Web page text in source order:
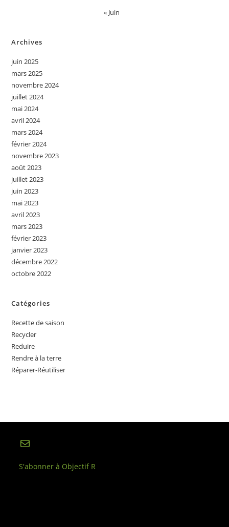
« Juin
Archives
juin 2025
mars 2025
novembre 2024
juillet 2024
mai 2024
avril 2024
mars 2024
février 2024
novembre 2023
août 2023
juillet 2023
juin 2023
mai 2023
avril 2023
mars 2023
février 2023
janvier 2023
décembre 2022
octobre 2022
Catégories
Recette de saison
Recycler
Reduire
Rendre à la terre
Réparer-Réutiliser
E-mail
S'abonner à Objectif R